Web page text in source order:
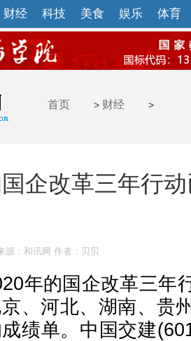
财经 科技 美食 娱乐 体育
首页 > 财经 >
企改革三年行
源：和讯网 作者：贝贝
的国企改革三年
、河北、湖南、贵
绩单。中国交建